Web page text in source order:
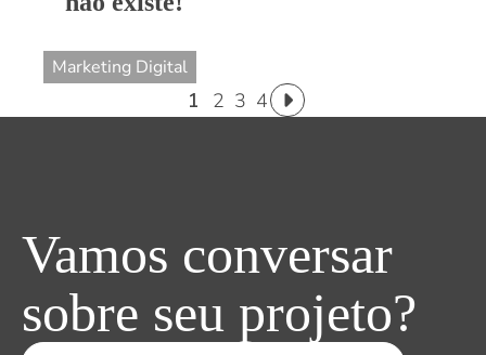
Marketing Digital
1 2 3 4
Vamos conversar
sobre seu projeto?